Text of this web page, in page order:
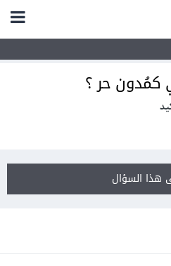
كمُدون حر ؟
هذا السؤال